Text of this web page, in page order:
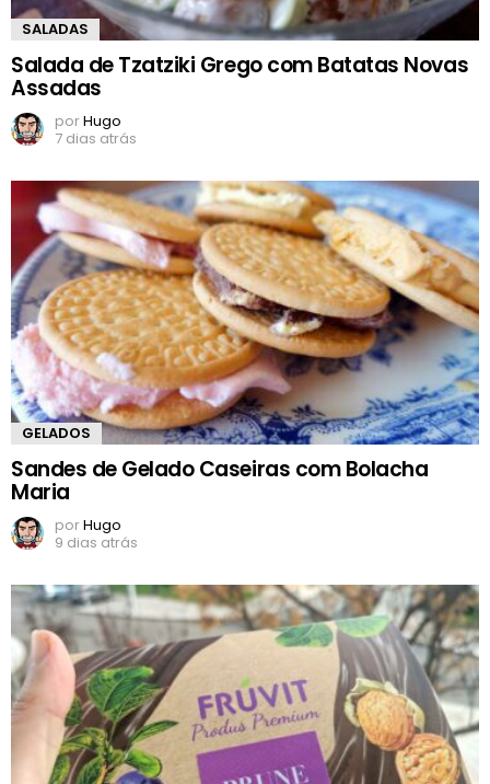
SALADAS
Salada de Tzatziki Grego com Batatas Novas
Assadas
porHugo
7 dias atrás
GELADOS
Sandes de Gelado Caseiras com Bolacha
Maria
porHugo
9 dias atrás